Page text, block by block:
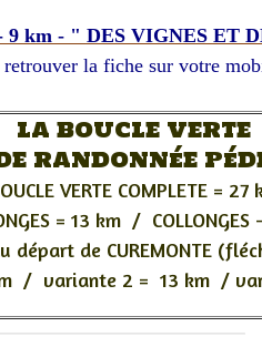
9 km - " DES VIGNES ET
retrouver la fiche sur votre
LA BOUCLE VERTE
RANDONNéE
VERTE COMPLETE = 27
= 13 km / COLLONGES
départ de CUREMONTE
/ variante 2 = 13 km /